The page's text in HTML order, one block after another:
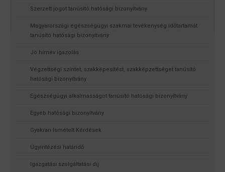
Szerzett jogot tanúsító hatósági bizonyítvány
Magyarországi egészségügyi szakmai tevékenység időtartamát
tanúsító hatósági bizonyítvány
Jó hírnév igazolás
Végzettségi szintet, szakképesítést, szakképzettséget tanúsító
hatósági bizonyítvány
Egészségügyi alkalmasságot tanúsító hatósági bizonyítvány
Egyéb hatósági bizonyítvány
Gyakran Ismételt Kérdések
Ügyintézési határidő
Igazgatási szolgáltatási díj